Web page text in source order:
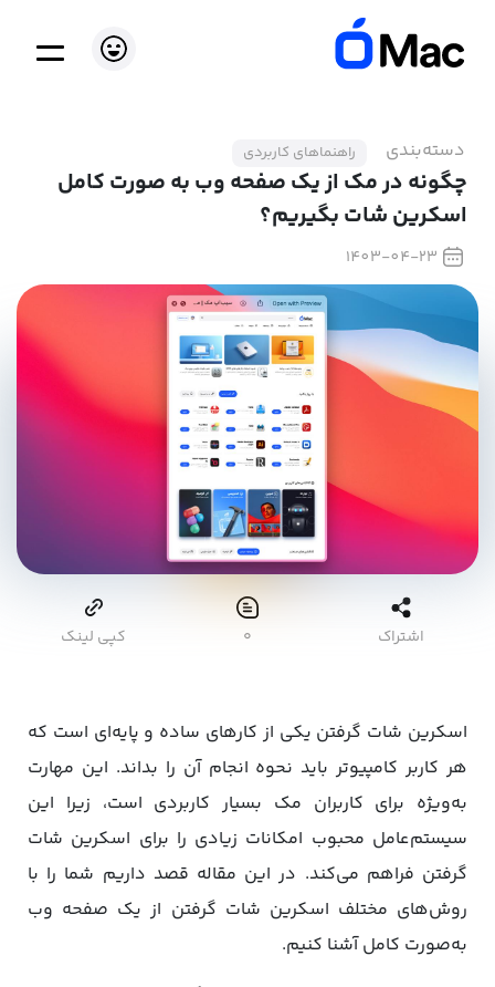
دسته‌بندی راهنماهای کاربردی
چگونه در مک از یک صفحه وب به صورت کامل
اسکرین شات بگیریم؟
1403-04-23
اشتراک ۰ کپی لینک
اسکرین شات گرفتن یکی از کارهای ساده و پایه‌ای است که
هر کاربر کامپیوتر باید نحوه انجام آن را بداند. این مهارت
به‌ویژه برای کاربران مک بسیار کاربردی است، زیرا این
سیستم‌عامل محبوب امکانات زیادی را برای اسکرین شات
گرفتن فراهم می‌کند. در این مقاله قصد داریم شما را با
روش‌های مختلف اسکرین شات گرفتن از یک صفحه وب
به‌صورت کامل آشنا کنیم.